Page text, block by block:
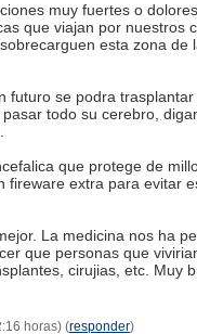
muy fuertes o
que viajan por nuestros
esta zona de
futuro se podra
todo su cerebro,
que protege de
fireware extra para evitar
La medicina nos ha
que personas que
cirujias, etc. Muy
horas) (responder)